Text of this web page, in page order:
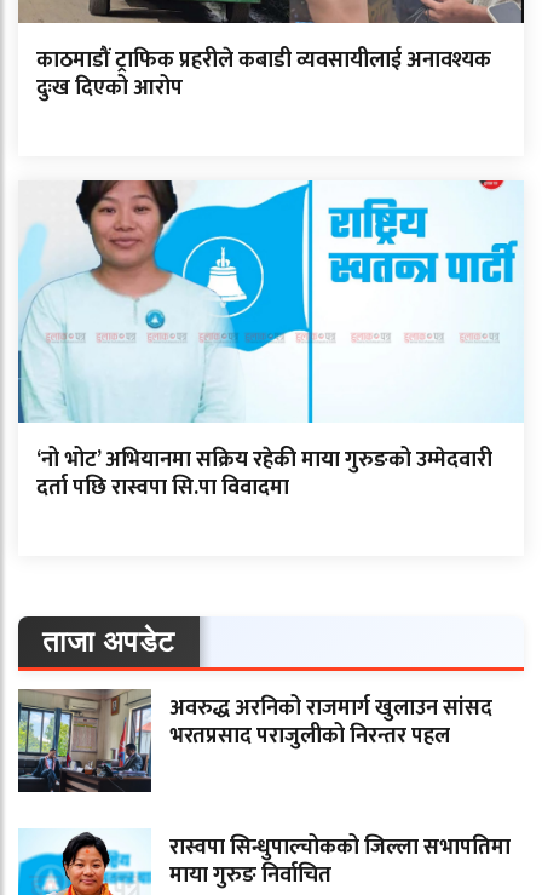
काठमाडौं ट्राफिक प्रहरीले कबाडी व्यवसायीलाई अनावश्यक
दुःख दिएको आरोप
‘नो भोट’ अभियानमा सक्रिय रहेकी माया गुरुङको उम्मेदवारी
दर्ता पछि रास्वपा सि.पा विवादमा
ताजा अपडेट
अवरुद्ध अरनिको राजमार्ग खुलाउन सांसद
भरतप्रसाद पराजुलीको निरन्तर पहल
रास्वपा सिन्धुपाल्चोकको जिल्ला सभापतिमा
माया गुरुङ निर्वाचित